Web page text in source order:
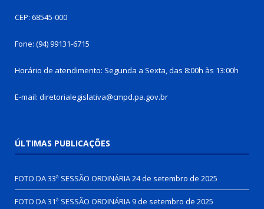
CEP: 68545-000
Fone: (94) 99131-6715
Horário de atendimento: Segunda a Sexta, das 8:00h às 13:00h
E-mail: diretorialegislativa@cmpd.pa.gov.br
ÚLTIMAS PUBLICAÇÕES
FOTO DA 33ª SESSÃO ORDINÁRIA24 de setembro de 2025
FOTO DA 31ª SESSÃO ORDINÁRIA9 de setembro de 2025